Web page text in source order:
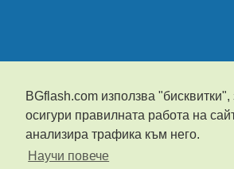
BGflash.com използва "бисквитки",
осигури правилната работа на
анализира трафика към него.
Научи повече